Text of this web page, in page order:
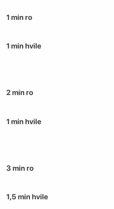
1 min ro
1 min hvile
2 min ro
1 min hvile
3 min ro
1,5 min hvile